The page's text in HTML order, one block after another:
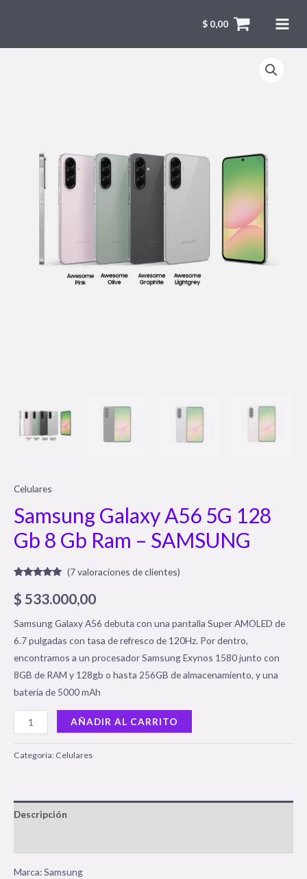
$ 0,00
Celulares
Samsung Galaxy A56 5G 128
Gb 8 Gb Ram – SAMSUNG
con4.71de
5 en base
valoraciones
de clientes
(7valoraciones de clientes)
$ 533.000,00
Samsung Galaxy A56 debuta con una pantalla Super AMOLED de
6.7 pulgadas con tasa de refresco de 120Hz. Por dentro,
encontramos a un procesador Samsung Exynos 1580 junto con
8GB de RAM y 128gb o hasta 256GB de almacenamiento, y una
batería de 5000 mAh
AÑADIR AL CARRITO
Categoría: Celulares
Descripción
Marca: Samsung